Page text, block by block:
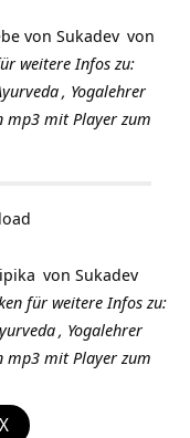
von Sukadev von
weitere Infos zu:
, Yogalehrer
mp3 mit Player zum
von Sukadev
für weitere Infos zu:
, Yogalehrer
mp3 mit Player zum